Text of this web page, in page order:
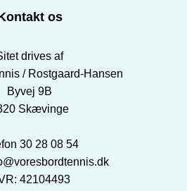
os
drives af
/ Rostgaard-Hansen
Byvej 9B
Skævinge
30 28 08 54
42104493